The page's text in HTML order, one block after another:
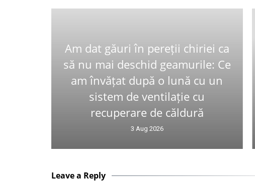
Am dat găuri în pereții chiriei ca
să nu mai deschid geamurile: Ce
am învățat după o lună cu un
sistem de ventilație cu
recuperare de căldură
3 Aug 2026
Leave a Reply